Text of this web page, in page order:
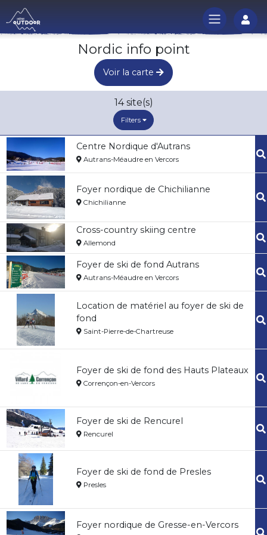
Nordic info point
Voir la carte
14site(s)
Filters
Centre Nordique d'Autrans
Autrans-Méaudre en Vercors
Foyer nordique de Chichilianne
Chichilianne
Cross-country skiing centre
Allemond
Foyer de ski de fond Autrans
Autrans-Méaudre en Vercors
Location de matériel au foyer de ski de
fond
Saint-Pierre-de-Chartreuse
Foyer de ski de fond des Hauts Plateaux
Corrençon-en-Vercors
Foyer de ski de Rencurel
Rencurel
Foyer de ski de fond de Presles
Presles
Foyer nordique de Gresse-en-Vercors